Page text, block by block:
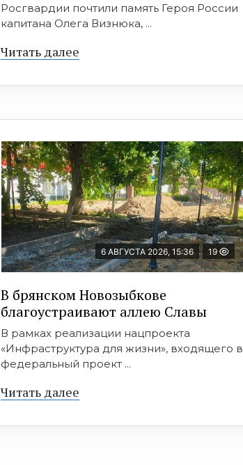
Росгвардии почтили память Героя России
капитана Олега Визнюка, ...
Читать далее
6 АВГУСТА 2026, 15:36 19
В брянском Новозыбкове
благоустраивают аллею Славы
В рамках реализации нацпроекта
«Инфраструктура для жизни», входящего в
федеральный проект ...
Читать далее